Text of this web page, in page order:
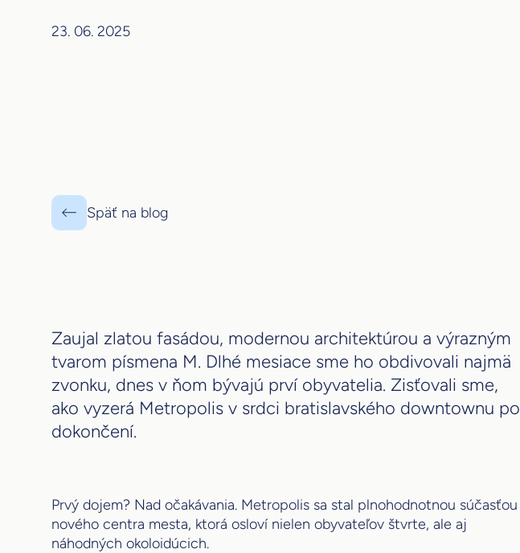
23. 06. 2025
Späť na blog
Zaujal zlatou fasádou, modernou architektúrou a výrazným
tvarom písmena M. Dlhé mesiace sme ho obdivovali najmä
zvonku, dnes v ňom bývajú prví obyvatelia. Zisťovali sme,
ako vyzerá Metropolis v srdci bratislavského downtownu po
dokončení.
Prvý dojem? Nad očakávania. Metropolis sa stal plnohodnotnou súčasťou
nového centra mesta, ktorá osloví nielen obyvateľov štvrte, ale aj
náhodných okoloidúcich.